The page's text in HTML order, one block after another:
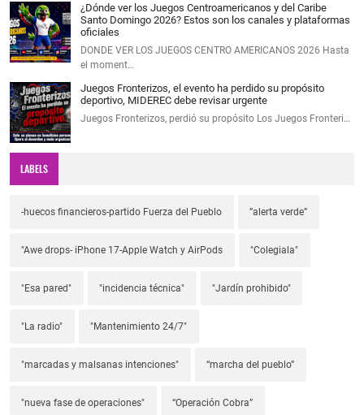
¿Dónde ver los Juegos Centroamericanos y del Caribe
Santo Domingo 2026? Estos son los canales y plataformas
oficiales
DONDE VER LOS JUEGOS CENTRO AMERICANOS 2026 Hasta
el moment…
Juegos Fronterizos, el evento ha perdido su propósito
deportivo, MIDEREC debe revisar urgente
Juegos Fronterizos, perdió su propósito Los Juegos Fronteri…
LABELS
-huecos financieros-partido Fuerza del Pueblo ”alerta verde”
"Awe drops- iPhone 17-Apple Watch y AirPods "Colegiala"
"Esa pared" "incidencia técnica" "Jardín prohibido"
"La radio" "Mantenimiento 24/7"
"marcadas y malsanas intenciones" “marcha del pueblo”
"nueva fase de operaciones" “Operación Cobra”